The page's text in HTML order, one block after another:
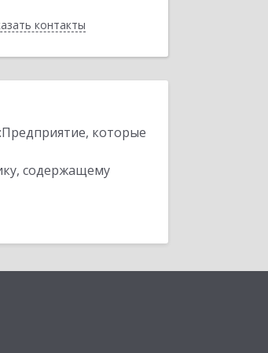
контакты
Назад
которые
содержащему